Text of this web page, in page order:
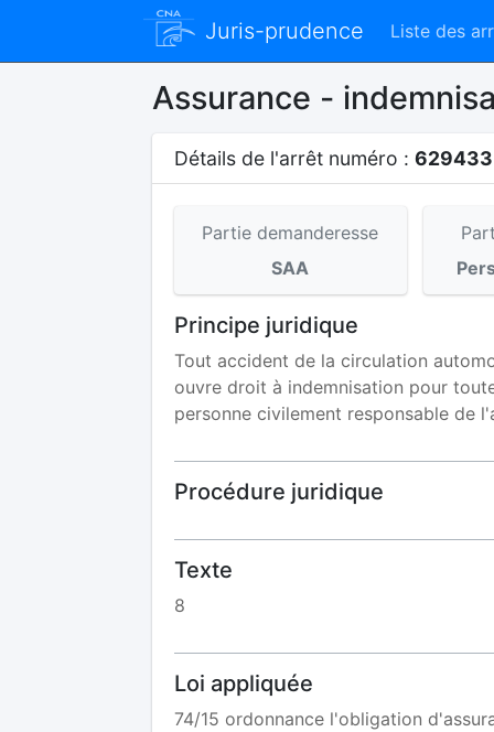
Juris-prudence Liste des
Assurance -
Détails de l'arrêt numéro :
Partie demanderesse
SAA
Principe juridique
Tout accident de la circulation
ouvre droit à indemnisation pour
personne civilement responsable de
Procédure juridique
Texte
8
Loi appliquée
74/15 ordonnance l'obligation